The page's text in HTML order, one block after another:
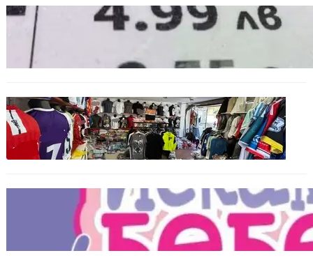
БЪЛГАРИЯ
Левът изчезва от етикетите: Търговците
БЪЛГАРИЯ
Иззеха фалшиви стоки за близо 650 000
евро при акция във Варна и „Златни
пясъци“
Инвитро подкрепата под въпрос? „Искам
бебе“ се обяви срещу прехвърлянето на
Центъра към НЗОК